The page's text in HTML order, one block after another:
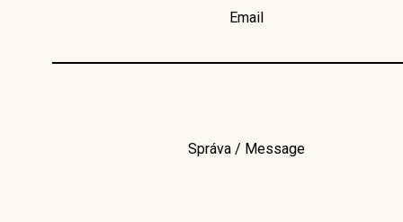
Email
Správa / Message